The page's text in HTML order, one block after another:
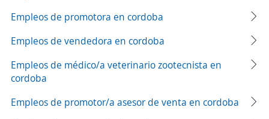
Empleos de promotora en cordoba
Empleos de vendedora en cordoba
Empleos de médico/a veterinario zootecnista en
cordoba
Empleos de promotor/a asesor de venta en cordoba